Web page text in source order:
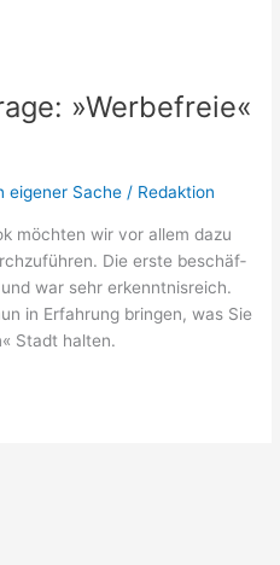
»Werbefreie«
eigener Sache / Redaktion
möch­ten wir vor allem dazu
Die ers­te beschäf­
war sehr erkennt­nis­reich.
in Erfah­rung brin­gen, was Sie
Stadt halten.